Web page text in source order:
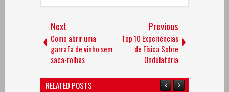
Next
Como abrir uma
garrafa de vinho sem
saca-rolhas
Previous
Top 10 Experiências
de Física Sobre
Ondulatória
RELATED POSTS